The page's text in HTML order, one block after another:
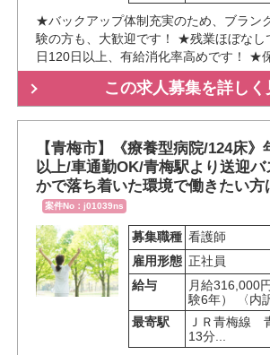
★バックアップ体制充実のため、ブラン
験の方も、大歓迎です！ ★残業ほぼな
日120日以上、有給消化率高めです！ ★
この求人募集を詳しく
【青梅市】《療養型病院/124床》
以上/車通勤OK/青梅駅より送迎
かで落ち着いた環境で働きたい方
案件No：j01039ns
募集職種 看護師
雇用形態 正社員
給与
月給316,000
験6年） 〈内
最寄駅
ＪＲ青梅線　
13分...